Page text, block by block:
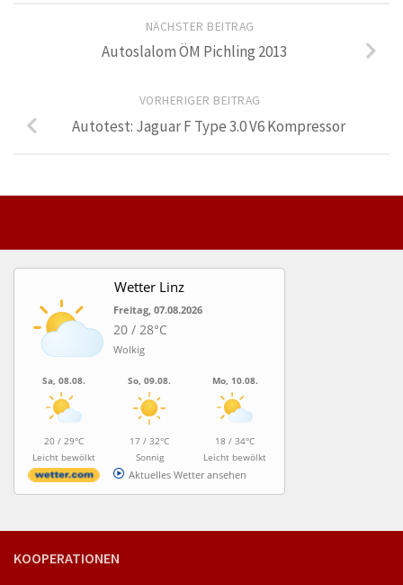
NÄCHSTER BEITRAG
Autoslalom ÖM Pichling 2013
VORHERIGER BEITRAG
Autotest: Jaguar F Type 3.0 V6 Kompressor
Wetter Linz
Freitag, 07.08.2026
20 / 28°C
Wolkig
Sa, 08.08.
20 / 29°C
Leicht bewölkt
So, 09.08.
17 / 32°C
Sonnig
Mo, 10.08.
18 / 34°C
Leicht bewölkt
Aktuelles Wetter ansehen
KOOPERATIONEN